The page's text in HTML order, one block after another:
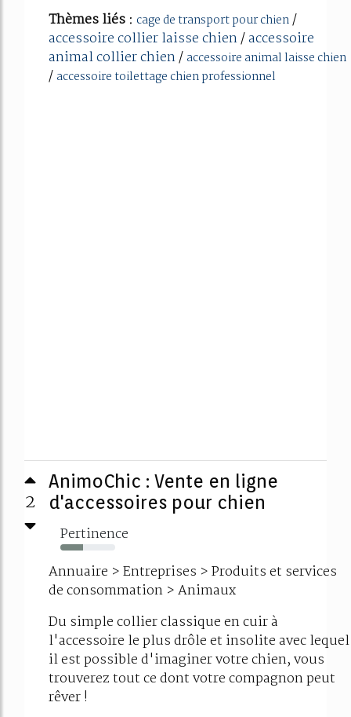
Thèmes liés : cage de transport pour chien/
accessoire collier laisse chien/accessoire
animal collier chien/ accessoire animal laisse chien
/ accessoire toilettage chien professionnel
2
AnimoChic : Vente en ligne
d'accessoires pour chien
Pertinence
41%
Annuaire > Entreprises > Produits et services
de consommation > Animaux
Du simple collier classique en cuir à
l'accessoire le plus drôle et insolite avec lequel
il est possible d'imaginer votre chien, vous
trouverez tout ce dont votre compagnon peut
rêver !